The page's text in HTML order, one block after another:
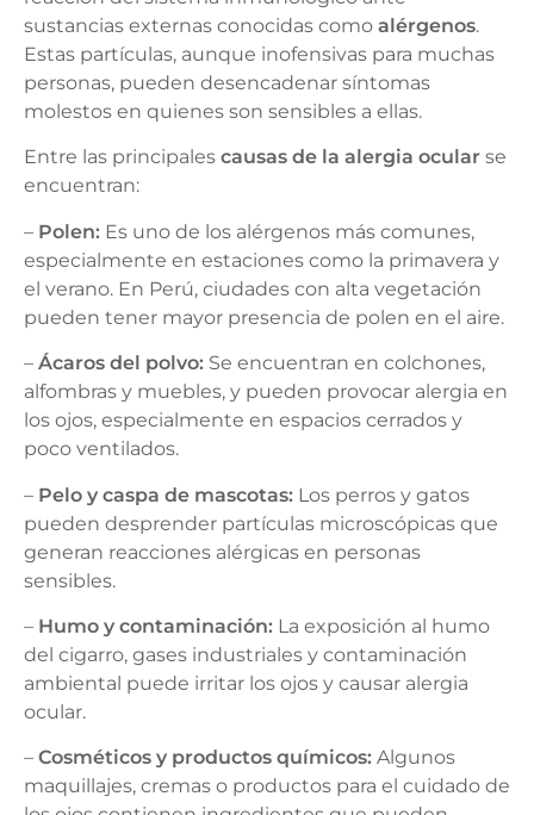
sustancias externas conocidas como alérgenos.
Estas partículas, aunque inofensivas para muchas
personas, pueden desencadenar síntomas
molestos en quienes son sensibles a ellas.
Entre las principales causas de la alergia ocular se
encuentran:
– Polen: Es uno de los alérgenos más comunes,
especialmente en estaciones como la primavera y
el verano. En Perú, ciudades con alta vegetación
pueden tener mayor presencia de polen en el aire.
– Ácaros del polvo: Se encuentran en colchones,
alfombras y muebles, y pueden provocar alergia en
los ojos, especialmente en espacios cerrados y
poco ventilados.
– Pelo y caspa de mascotas: Los perros y gatos
pueden desprender partículas microscópicas que
generan reacciones alérgicas en personas
sensibles.
– Humo y contaminación: La exposición al humo
del cigarro, gases industriales y contaminación
ambiental puede irritar los ojos y causar alergia
ocular.
– Cosméticos y productos químicos: Algunos
maquillajes, cremas o productos para el cuidado de